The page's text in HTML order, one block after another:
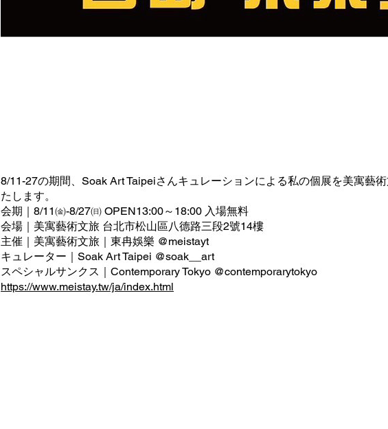
8/11-27の期間、Soak Art Taipeiさんキュレーションによる私の個展を美寓藝
たします。
会期｜8/11㈮-8/27㈰ OPEN13:00～18:00 入場無料
会場｜美寓藝術文旅 台北市松山區八德路三段2號14樓
主催｜美寓藝術文旅｜東冉娛樂 @meistayt
キュレーター｜Soak Art Taipei @soak__art
スペシャルサンクス｜Contemporary Tokyo @contemporarytokyo
https://www.meistay.tw/ja/index.html